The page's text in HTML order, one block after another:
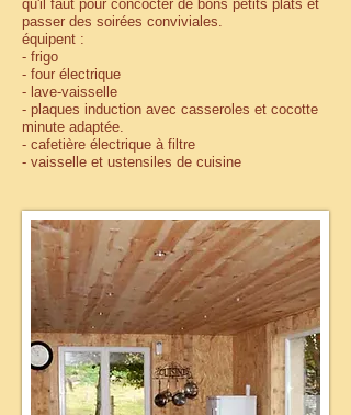
qu'il faut pour concocter de bons petits plats et
passer des soirées conviviales.
équipent :
- frigo
- four électrique
- lave-vaisselle
- plaques induction avec casseroles et cocotte
minute adaptée.
- cafetière électrique à filtre
- vaisselle et ustensiles de cuisine